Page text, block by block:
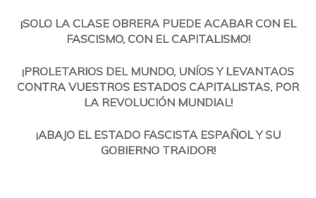
¡SOLO LA CLASE OBRERA PUEDE ACABAR CON EL
FASCISMO, CON EL CAPITALISMO!
¡PROLETARIOS DEL MUNDO, UNÍOS Y LEVANTAOS
CONTRA VUESTROS ESTADOS CAPITALISTAS, POR
LA REVOLUCIÓN MUNDIAL!
¡ABAJO EL ESTADO FASCISTA ESPAÑOL Y SU
GOBIERNO TRAIDOR!